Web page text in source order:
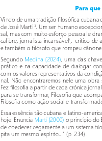
Para
Vindo de uma tradição filosófica cubana
de José Martí 3
. Um ser humano
sal, mas com muito esforço pessoal e
calibre, jornalista incansável 4,  crítico de
e também o filósofo que rompeu
Segundo Medina (2024) , uma das
prático e na capacidade de dialogar
com os valores representativos da
nal. Não encontraremos nele uma obra
Fez filosofia a partir de cada crónica
para se transformar, Filosofia que
Filosofia como ação social e
Essa essência tão cubana e latino-
hoje. Enuncia Martí (2000) o princípio do
de obedecer cegamente a um sistema
pita um mesmo espírito..." (p. 234).